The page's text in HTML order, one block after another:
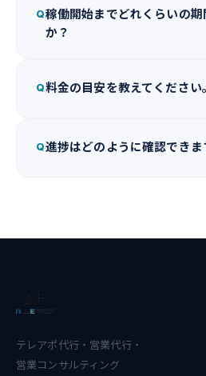
だくことも、当社でご用意する
Q稼働開始までどれくらいの
か？
準備を含め1〜2週間程度です。
Q料金の目安を教えてください。
ご用意しています。ヒアリング
Q進捗はどのように確認できま
テレアポ代行・営業代行・
営業コンサルティング